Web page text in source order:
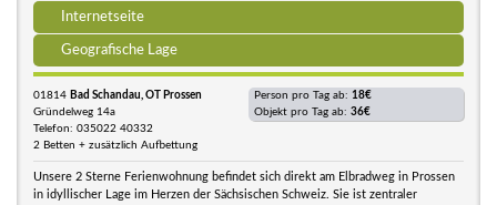
Internetseite
Geografische Lage
01814 Bad Schandau, OT Prossen
Gründelweg 14a
Telefon: 035022 40332
2 Betten + zusätzlich Aufbettung
Person pro Tag ab: 18€
Objekt pro Tag ab: 36€
Unsere 2 Sterne Ferienwohnung befindet sich direkt am Elbradweg in Prossen
in idyllischer Lage im Herzen der Sächsischen Schweiz. Sie ist zentraler